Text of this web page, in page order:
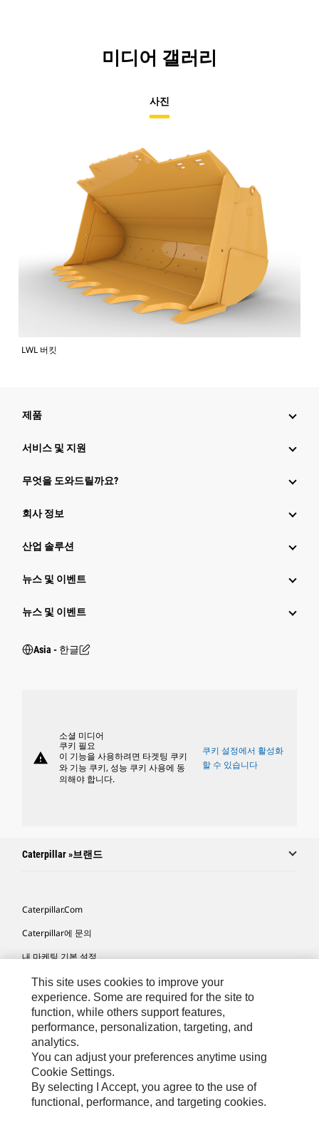
미디어 갤러리
사진
LWL 버킷
제품
서비스 및 지원
무엇을 도와드릴까요?
회사 정보
산업 솔루션
뉴스 및 이벤트
뉴스 및 이벤트
Asia - 한글
warning
소셜 미디어
쿠키 필요
이 기능을 사용하려면 타겟팅 쿠키
와 기능 쿠키, 성능 쿠키 사용에 동
의해야 합니다.
쿠키 설정에서 활성화
할 수 있습니다
Caterpillar »브랜드
Caterpillar.com
Caterpillar에 문의
내 마케팅 기본 설정
사이트 맵
Cookie Settings
법적 고지
개인정보취급방침
위치정보 이용약관
This site uses cookies to improve your
experience. Some are required for the site to
function, while others support features,
performance, personalization, targeting, and
analytics.
You can adjust your preferences anytime using
Cookie Settings.
By selecting I Accept, you agree to the use of
functional, performance, and targeting cookies.